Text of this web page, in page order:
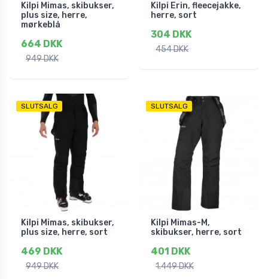
Kilpi Mimas, skibukser,
plus size, herre,
mørkeblå
664 DKK
949 DKK
Kilpi Erin, fleecejakke,
herre, sort
304 DKK
454 DKK
SLUTSALG
Kilpi Mimas, skibukser,
plus size, herre, sort
469 DKK
949 DKK
SLUTSALG
Kilpi Mimas-M,
skibukser, herre, sort
401 DKK
1.449 DKK